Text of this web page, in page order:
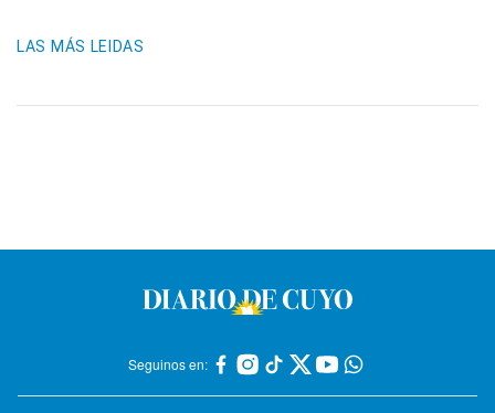
LAS MÁS LEIDAS
Seguinos en: